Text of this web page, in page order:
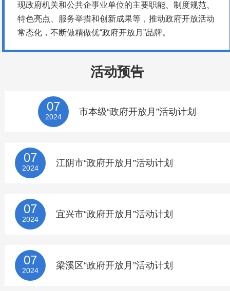
现政府机关和公共企事业单位的主要职能、制度规范、
特色亮点、服务举措和创新成果等，推动政府开放活动
常态化，不断做精做优“政府开放月”品牌。
活动预告
07
2024 市本级“政府开放月”活动计划
07
2024 江阴市“政府开放月”活动计划
07
2024 宜兴市“政府开放月”活动计划
07
2024 梁溪区“政府开放月”活动计划